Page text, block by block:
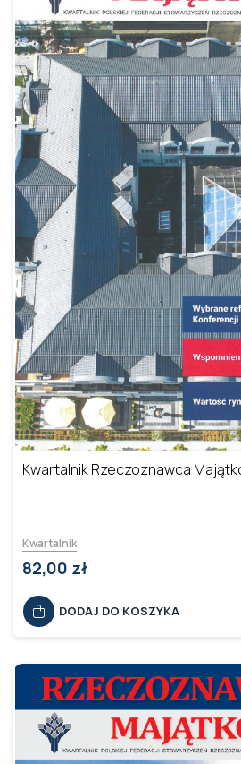
Kwartalnik Rzeczoznawca
Kwartalnik
82,00 zł
DODAJ DO KOSZYKA